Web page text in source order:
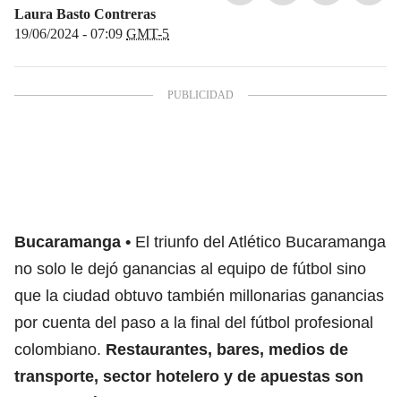
Laura Basto Contreras
19/06/2024 - 07:09 GMT-5
Bucaramanga
El triunfo del Atlético Bucaramanga
no solo le dejó ganancias al equipo de fútbol sino
que la ciudad obtuvo también millonarias ganancias
por cuenta del paso a la final del fútbol profesional
colombiano. Restaurantes, bares, medios de
transporte, sector hotelero y de apuestas son